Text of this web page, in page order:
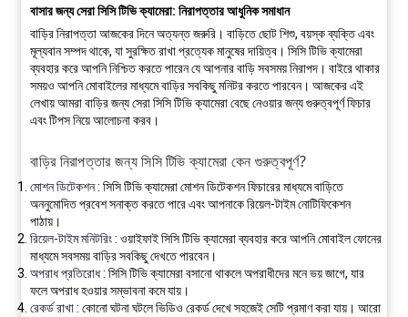
বাসার জন্য সেরা সিসি টিভি ক্যামেরা: নিরাপত্তার আধুনিক সমাধান
বাড়ির নিরাপত্তা আজকের দিনে অত্যন্ত জরুরি। বাড়িতে ছোট শিশু, বয়স্ক ব্যক্তি এবং
মূল্যবান সম্পদ থাকে, যা সুরক্ষিত রাখা প্রত্যেক মানুষের দায়িত্ব। সিসি টিভি ক্যামেরা
ব্যবহার করে আপনি নিশ্চিত করতে পারেন যে আপনার বাড়ি সবসময় নিরাপদ। বাইরে থাকার
সময়ও আপনি মোবাইলের মাধ্যমে বাড়ির সবকিছু মনিটর করতে পারবেন। আজকের এই
লেখায় আমরা বাড়ির জন্য সেরা সিসি টিভি ক্যামেরা বেছে নেওয়ার জন্য গুরুত্বপূর্ণ ফিচার
এবং টিপস নিয়ে আলোচনা করব।
বাড়ির নিরাপত্তার জন্য সিসি টিভি ক্যামেরা কেন গুরুত্বপূর্ণ?
মোশন ডিটেকশন: সিসি টিভি ক্যামেরা মোশন ডিটেকশন ফিচারের মাধ্যমে বাড়িতে
অননুমোদিত প্রবেশ সনাক্ত করতে পারে এবং আপনাকে রিয়েল-টাইম নোটিফিকেশন
পাঠায়।
রিয়েল-টাইম মনিটরিং: ওয়াইফাই সিসি টিভি ক্যামেরা ব্যবহার করে আপনি মোবাইল ফোনের
মাধ্যমে সবসময় বাড়ির সবকিছু দেখতে পারবেন।
অপরাধ প্রতিরোধ: সিসি টিভি ক্যামেরা বসানো থাকলে অপরাধীদের মনে ভয় জাগে, যার
ফলে অপরাধ হওয়ার সম্ভাবনা কমে যায়।
রেকর্ড রাখা: কোনো ঘটনা ঘটলে ভিডিও রেকর্ড দেখে সহজেই সেটি প্রমাণ করা যায়। আরো